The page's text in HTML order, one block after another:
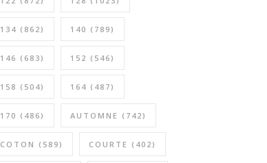
134 (862) 140 (789)
146 (683) 152 (546)
158 (504) 164 (487)
170 (486) AUTOMNE (742)
COTON (589) COURTE (402)